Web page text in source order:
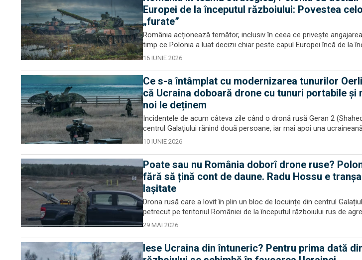
Europei de la începutul războiului: Povestea
„furate”
România acționează temător, inclusiv în ceea ce privește
timp ce Polonia a luat decizii chiar peste capul Europei încă de la
16 IUNIE 2026
Ce s-a întâmplat cu modernizarea tunurilor
că Ucraina doboară drone cu tunuri portabile și
noi le deținem
Incidentele de acum câteva zile când o dronă rusă Geran 2
centrul Galațiului rănind două persoane, iar mai apoi una
10 IUNIE 2026
Poate sau nu România doborî drone ruse?
fără să țină cont de daune. Radu Hossu e
lașitate
Drona rusă care a lovit în plin un bloc de locuințe din centrul
petrecut pe teritoriul României de la începutul războiului rus de
29 MAI 2026
Iese Ucraina din întuneric? Pentru prima dată